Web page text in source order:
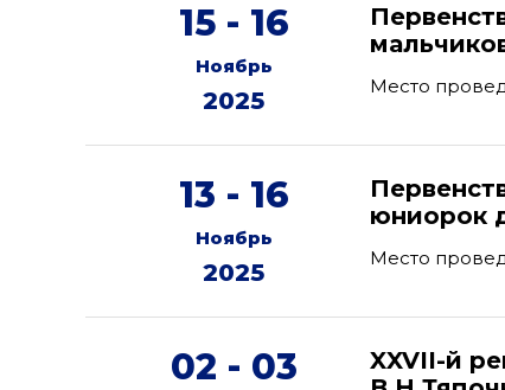
15 - 16
Ноябрь
2025
Место
13 - 16
Ноябрь
2025
юниорок
Место
02 - 03
XXVII-й